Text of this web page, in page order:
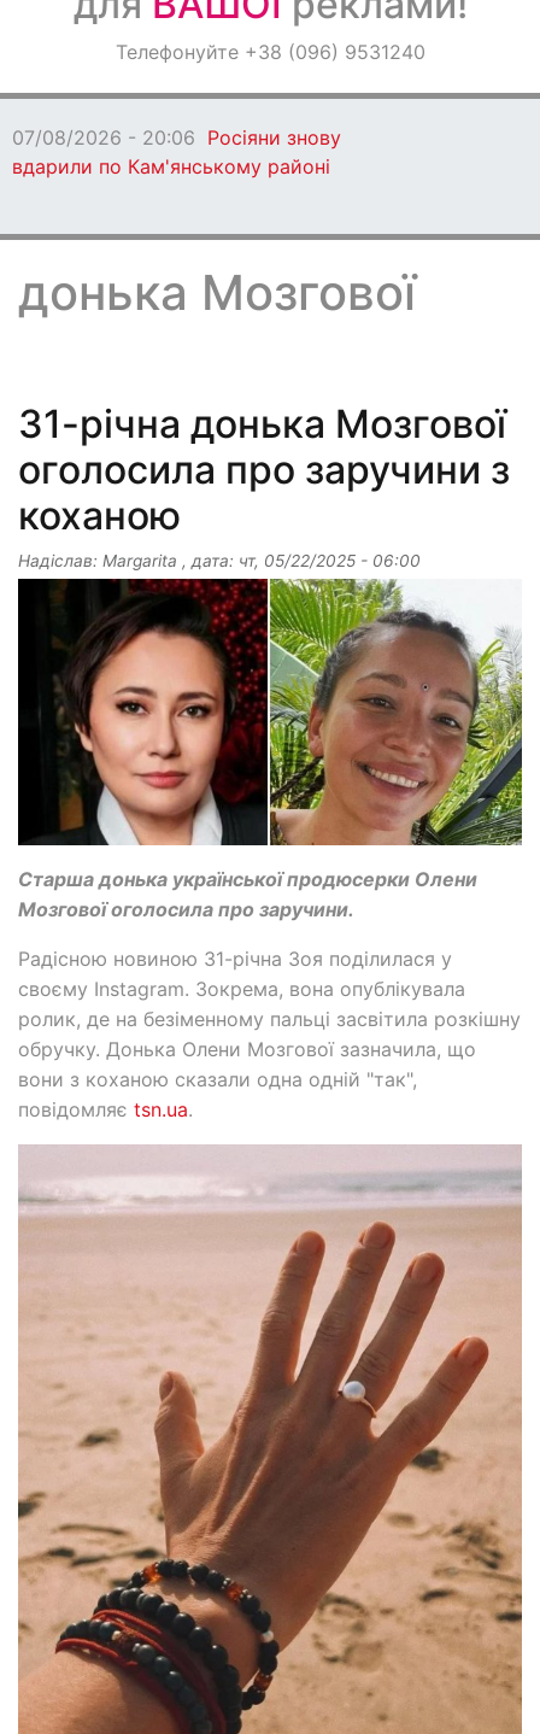
ОголошенняТелефонуйте +38 (096) 9531240
07/08/2026 - 20:06 Росіяни знову
вдарили по Кам'янському районі
донька Мозгової
31-річна донька Мозгової
оголосила про заручини з
коханою
Надіслав: Margarita , дата: чт, 05/22/2025 - 06:00
Старша донька української продюсерки Олени
Мозгової оголосила про заручини.
Радісною новиною 31-річна Зоя поділилася у
своєму Instagram. Зокрема, вона опублікувала
ролик, де на безіменному пальці засвітила розкішну
обручку. Донька Олени Мозгової зазначила, що
вони з коханою сказали одна одній "так",
повідомляє tsn.ua.